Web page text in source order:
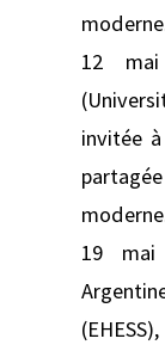
12
invitée à
19 mai